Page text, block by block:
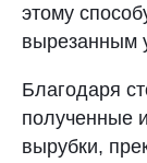
этому
вырезанным
Благодаря
полученные
вырубки,